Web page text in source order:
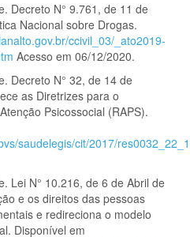
Decreto N° 9.761, de 11 de
Nacional sobre Drogas.
ccivil_03/_ato2019-
Acesso em 06/12/2020.
Decreto N° 32, de 14 de
as Diretrizes para o
Psicossocial (RAPS).
saudelegis/cit/2017/
Lei N° 10.216, de 6 de Abril de
e os direitos das pessoas
e redireciona o modelo
Disponível em